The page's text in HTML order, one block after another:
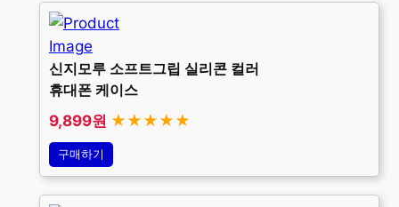
신지모루 소프트그립 실리콘 컬러
휴대폰 케이스
9,899원 ★★★★★
구매하기